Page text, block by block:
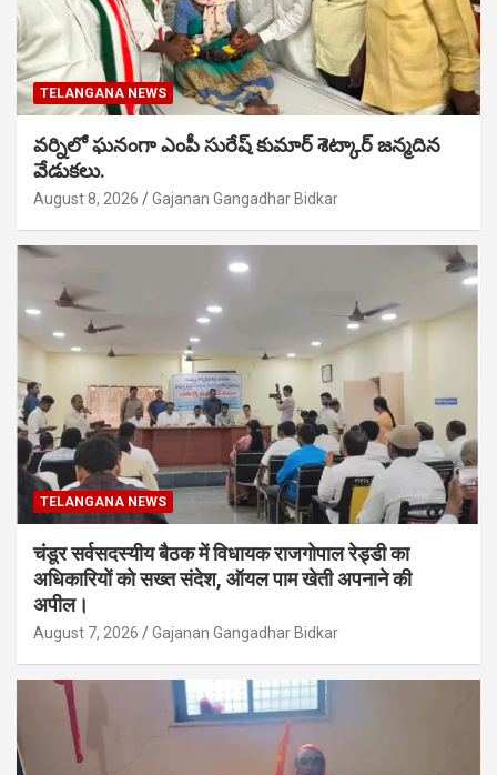
TELANGANA NEWS
వర్నిలో ఘనంగా ఎంపీ సురేష్ కుమార్ శెట్కార్ జన్మదిన
వేడుకలు.
August 8, 2026 Gajanan Gangadhar Bidkar
TELANGANA NEWS
चंडूर सर्वसदस्यीय बैठक में विधायक राजगोपाल रेड्डी का
अधिकारियों को सख्त संदेश, ऑयल पाम खेती अपनाने की
अपील।
August 7, 2026 Gajanan Gangadhar Bidkar